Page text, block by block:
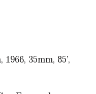
35mm, 85’,